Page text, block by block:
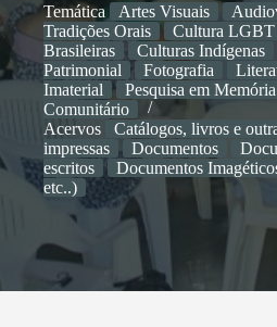
Temática Artes Visuais
Tradições Orais
Cultura LGBT
Brasileiras
Culturas Indígenas
Patrimonial
Fotografia
Imaterial
Pesquisa em
Comunitário
Acervos
Catálogos, livros e
impressas
Documentos
escritos
Documentos
etc..)